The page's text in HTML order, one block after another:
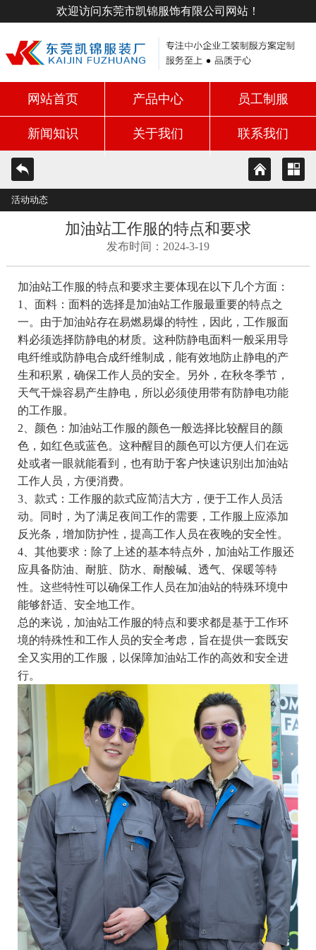
欢迎访问东莞市凯锦服饰有限公司网站！
网站首页 产品中心 员工制服
新闻知识 关于我们 联系我们
活动动态
加油站工作服的特点和要求
发布时间：2024-3-19
加油站工作服的特点和要求主要体现在以下几个方面：
1、面料：面料的选择是加油站工作服最重要的特点之
一。由于加油站存在易燃易爆的特性，因此，工作服面
料必须选择防静电的材质。这种防静电面料一般采用导
电纤维或防静电合成纤维制成，能有效地防止静电的产
生和积累，确保工作人员的安全。另外，在秋冬季节，
天气干燥容易产生静电，所以必须使用带有防静电功能
的工作服。
2、颜色：加油站工作服的颜色一般选择比较醒目的颜
色，如红色或蓝色。这种醒目的颜色可以方便人们在远
处或者一眼就能看到，也有助于客户快速识别出加油站
工作人员，方便消费。
3、款式：工作服的款式应简洁大方，便于工作人员活
动。同时，为了满足夜间工作的需要，工作服上应添加
反光条，增加防护性，提高工作人员在夜晚的安全性。
4、其他要求：除了上述的基本特点外，加油站工作服还
应具备防油、耐脏、防水、耐酸碱、透气、保暖等特
性。这些特性可以确保工作人员在加油站的特殊环境中
能够舒适、安全地工作。
总的来说，加油站工作服的特点和要求都是基于工作环
境的特殊性和工作人员的安全考虑，旨在提供一套既安
全又实用的工作服，以保障加油站工作的高效和安全进
行。